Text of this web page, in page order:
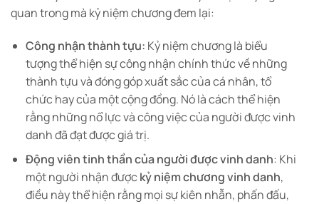
quan trong mà kỷ niệm chương đem lại:
Công nhận thành tựu: Kỷ niệm chương là biểu
tượng thể hiện sự công nhận chính thức về những
thành tựu và đóng góp xuất sắc của cá nhân, tổ
chức hay của một cộng đồng. Nó là cách thể hiện
rằng những nổ lực và công việc của người được vinh
danh đã đạt được giá trị.
Động viên tinh thần của người được vinh danh: Khi
một người nhận được kỷ niệm chương vinh danh,
điều này thể hiện rằng mọi sự kiên nhẫn, phấn đấu,